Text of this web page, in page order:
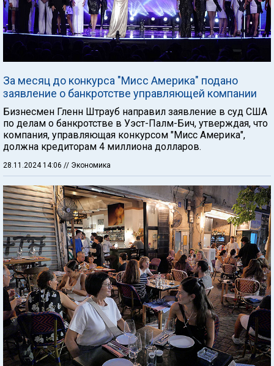
За месяц до конкурса "Мисс Америка" подано
заявление о банкротстве управляющей компании
Бизнесмен Гленн Штрауб направил заявление в суд США
по делам о банкротстве в Уэст-Палм-Бич, утверждая, что
компания, управляющая конкурсом "Мисс Америка",
должна кредиторам 4 миллиона долларов.
28.11.2024 14:06 // Экономика